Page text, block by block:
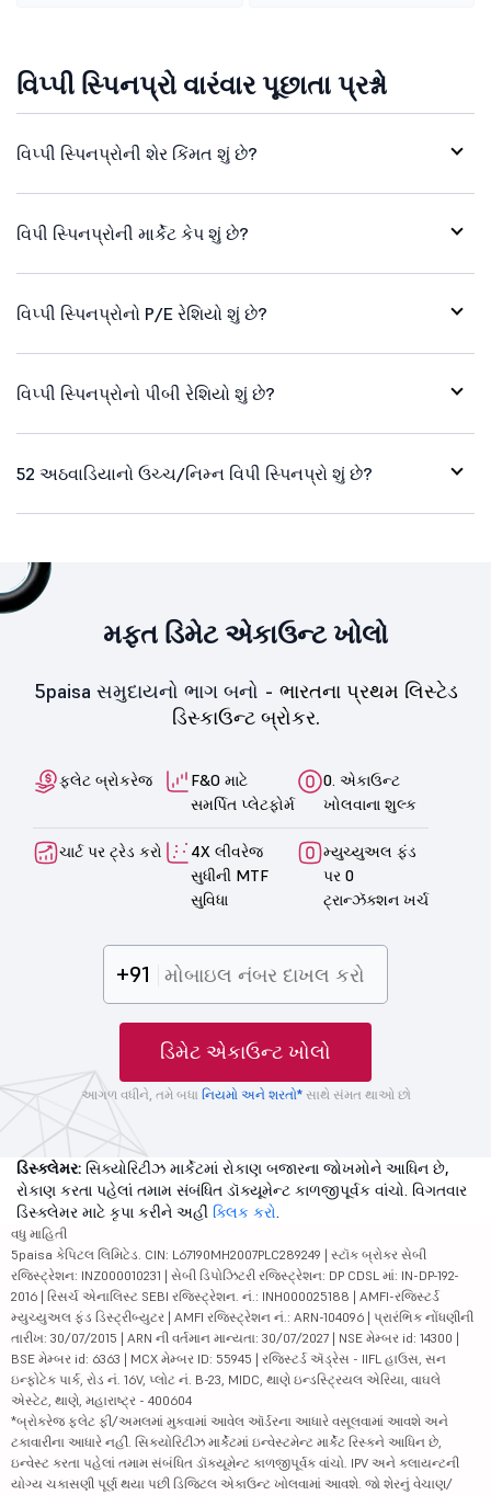
વિપ્પી સ્પિનપ્રો વારંવાર પૂછાતા પ્રશ્નો
વિપ્પી સ્પિનપ્રોની શેર કિંમત શું છે?
વિપી સ્પિનપ્રોની માર્કેટ કેપ શું છે?
વિપ્પી સ્પિનપ્રોનો P/E રેશિયો શું છે?
વિપ્પી સ્પિનપ્રોનો પીબી રેશિયો શું છે?
52 અઠવાડિયાનો ઉચ્ચ/નિમ્ન વિપી સ્પિનપ્રો શું છે?
મફત ડિમેટ એકાઉન્ટ ખોલો
5paisa સમુદાયનો ભાગ બનો - ભારતના પ્રથમ લિસ્ટેડ
ડિસ્કાઉન્ટ બ્રોકર.
ફ્લેટ બ્રોકરેજ
F&O માટે
સમર્પિત પ્લેટફોર્મ
0. એકાઉન્ટ
ખોલવાના શુલ્ક
ચાર્ટ પર ટ્રેડ કરો
4X લીવરેજ
સુધીની MTF
સુવિધા
મ્યુચ્યુઅલ ફંડ
પર 0
ટ્રાન્ઝૅક્શન ખર્ચ
+91
ડિમેટ એકાઉન્ટ ખોલો
આગળ વધીને, તમે બધા નિયમો અને શરતો*સાથે સંમત થાઓ છો
ડિસ્ક્લેમર: સિક્યોરિટીઝ માર્કેટમાં રોકાણ બજારના જોખમોને આધિન છે,
રોકાણ કરતા પહેલાં તમામ સંબંધિત ડૉક્યૂમેન્ટ કાળજીપૂર્વક વાંચો. વિગતવાર
ડિસ્ક્લેમર માટે કૃપા કરીને અહીં ક્લિક કરો.
વધુ માહિતી
5paisa કેપિટલ લિમિટેડ. CIN: L67190MH2007PLC289249 | સ્ટૉક બ્રોકર સેબી
રજિસ્ટ્રેશન: INZ000010231 | સેબી ડિપોઝિટરી રજિસ્ટ્રેશન: DP CDSL માં: IN-DP-192-
2016 | રિસર્ચ એનાલિસ્ટ SEBI રજિસ્ટ્રેશન. નં.: INH000025188 | AMFI-રજિસ્ટર્ડ
મ્યુચ્યુઅલ ફંડ ડિસ્ટ્રીબ્યુટર | AMFI રજિસ્ટ્રેશન નં.: ARN-104096 | પ્રારંભિક નોંધણીની
તારીખ: 30/07/2015 | ARN ની વર્તમાન માન્યતા: 30/07/2027 | NSE મેમ્બર id: 14300 |
BSE મેમ્બર id: 6363 | MCX મેમ્બર ID: 55945 | રજિસ્ટર્ડ ઍડ્રેસ - IIFL હાઉસ, સન
ઇન્ફોટેક પાર્ક, રોડ નં. 16V, પ્લોટ નં. B-23, MIDC, થાણે ઇન્ડસ્ટ્રિયલ એરિયા, વાઘલે
એસ્ટેટ, થાણે, મહારાષ્ટ્ર - 400604
*બ્રોકરેજ ફ્લેટ ફી/અમલમાં મુકવામાં આવેલ ઑર્ડરના આધારે વસૂલવામાં આવશે અને
ટકાવારીના આધારે નહીં. સિક્યોરિટીઝ માર્કેટમાં ઇન્વેસ્ટમેન્ટ માર્કેટ રિસ્કને આધિન છે,
ઇન્વેસ્ટ કરતા પહેલાં તમામ સંબંધિત ડૉક્યૂમેન્ટ કાળજીપૂર્વક વાંચો. IPV અને ક્લાયન્ટની
યોગ્ય ચકાસણી પૂર્ણ થયા પછી ડિજિટલ એકાઉન્ટ ખોલવામાં આવશે. જો શેરનું વેચાણ/